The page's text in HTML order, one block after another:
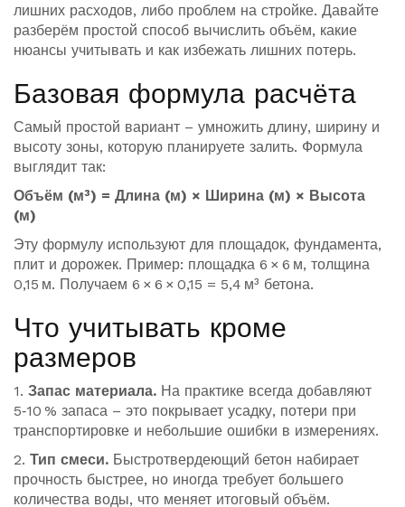
лишних расходов, либо проблем на стройке. Давайте
разберём простой способ вычислить объём, какие
нюансы учитывать и как избежать лишних потерь.
Базовая формула расчёта
Самый простой вариант – умножить длину, ширину и
высоту зоны, которую планируете залить. Формула
выглядит так:
Объём (м³) = Длина (м) × Ширина (м) × Высота
(м)
Эту формулу используют для площадок, фундамента,
плит и дорожек. Пример: площадка 6 × 6 м, толщина
0,15 м. Получаем 6 × 6 × 0,15 = 5,4 м³ бетона.
Что учитывать кроме
размеров
1. Запас материала. На практике всегда добавляют
5‑10 % запаса – это покрывает усадку, потери при
транспортировке и небольшие ошибки в измерениях.
2. Тип смеси. Быстротвердеющий бетон набирает
прочность быстрее, но иногда требует большего
количества воды, что меняет итоговый объём.